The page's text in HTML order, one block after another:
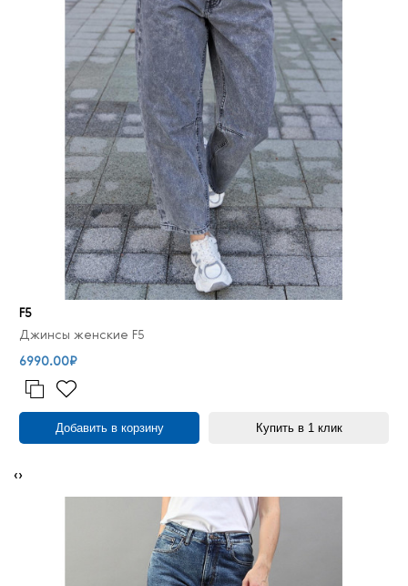
F5
Джинсы женские F5
6990.00₽
Добавить в корзину Купить в 1 клик
‹›